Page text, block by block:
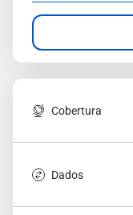
Cobertura
Dados